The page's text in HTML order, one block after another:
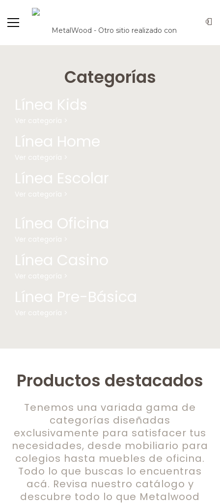
0
Categorías
Línea Kids
Ver categoría >
Línea Home
Ver categoría >
Línea Escolar
Ver categoría >
Línea Oficina
Ver categoría >
Línea Casino
Ver categoría >
Línea Pre-Básica
Ver categoría >
Productos destacados
Tenemos una variada gama de
categorías diseñadas
exclusivamente para satisfacer tus
necesidades, desde mobiliario para
colegios hasta muebles de oficina.
Todo lo que buscas lo encuentras
acá. Revisa nuestro catálogo y
descubre todo lo que Metalwood